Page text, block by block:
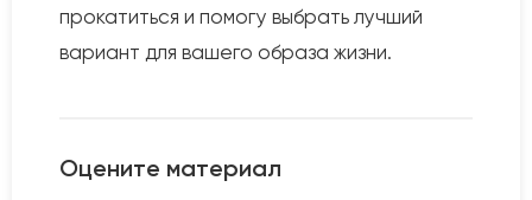
прокатиться и помогу выбрать лучший
вариант для вашего образа жизни.
Оцените материал